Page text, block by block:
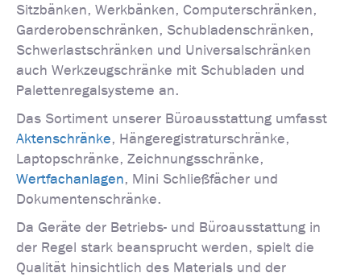
Sitzbänken, Werkbänken, Computerschränken,
Garderobenschränken, Schubladenschränken,
Schwerlastschränken und Universalschränken
auch Werkzeugschränke mit Schubladen und
Palettenregalsysteme an.
Das Sortiment unserer Büroausstattung umfasst
Aktenschränke, Hängeregistraturschränke,
Laptopschränke, Zeichnungsschränke,
Wertfachanlagen, Mini Schließfächer und
Dokumentenschränke.
Da Geräte der Betriebs- und Büroausstattung in
der Regel stark beansprucht werden, spielt die
Qualität hinsichtlich des Materials und der